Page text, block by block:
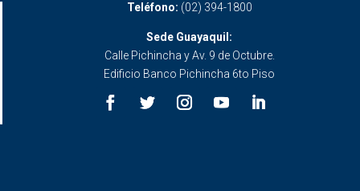
Teléfono: (02) 394-1800
Sede Guayaquil:
Calle Pichincha y Av. 9 de Octubre.
Edificio Banco Pichincha 6to Piso